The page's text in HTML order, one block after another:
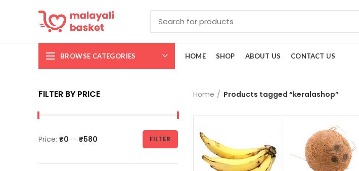
BROWSE CATEGORIES HOME SHOP ABOUT US CONTACT US
FILTER BY PRICE
FILTER
Price: ₹0 — ₹580
Home Products tagged “keralashop”